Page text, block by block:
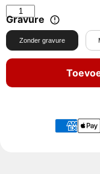
Gravure
Zonder gravure